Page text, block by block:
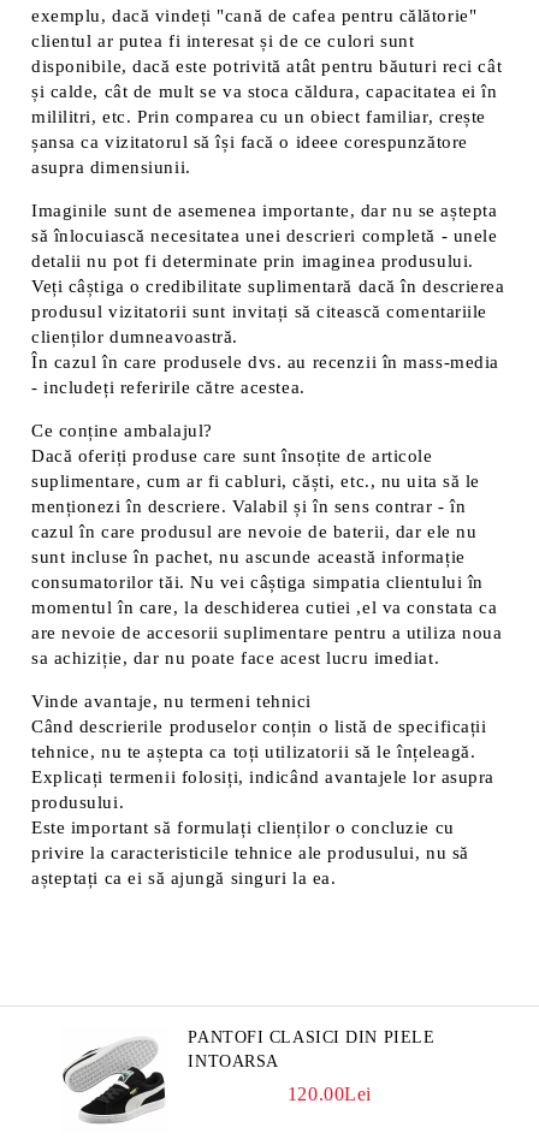
exemplu, dacă vindeți "cană de cafea pentru călătorie"
clientul ar putea fi interesat și de ce culori sunt
disponibile, dacă este potrivită atât pentru băuturi reci cât
și calde, cât de mult se va stoca căldura, capacitatea ei în
mililitri, etc. Prin comparea cu un obiect familiar, crește
șansa ca vizitatorul să își facă o ideee corespunzătore
asupra dimensiunii.
Imaginile sunt de asemenea importante, dar nu se aștepta
să înlocuiască necesitatea unei descrieri completă - unele
detalii nu pot fi determinate prin imaginea produsului.
Veți câștiga o credibilitate suplimentară dacă în descrierea
produsul vizitatorii sunt invitați să citească comentariile
clienților dumneavoastră.
În cazul în care produsele dvs. au recenzii în mass-media
- includeți referirile către acestea.
Ce conține ambalajul?
Dacă oferiți produse care sunt însoțite de articole
suplimentare, cum ar fi cabluri, căști, etc., nu uita să le
menționezi în descriere. Valabil și în sens contrar - în
cazul în care produsul are nevoie de baterii, dar ele nu
sunt incluse în pachet, nu ascunde această informație
consumatorilor tăi. Nu vei câștiga simpatia clientului în
momentul în care, la deschiderea cutiei ,el va constata ca
are nevoie de accesorii suplimentare pentru a utiliza noua
sa achiziție, dar nu poate face acest lucru imediat.
Vinde avantaje, nu termeni tehnici
Când descrierile produselor conțin o listă de specificații
tehnice, nu te aștepta ca toți utilizatorii să le înțeleagă.
Explicați termenii folosiți, indicând avantajele lor asupra
produsului.
Este important să formulați clienților o concluzie cu
privire la caracteristicile tehnice ale produsului, nu să
așteptați ca ei să ajungă singuri la ea.
PANTOFI CLASICI DIN PIELE
INTOARSA
120.00Lei